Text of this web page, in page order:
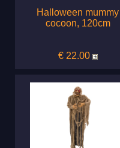
Halloween mummy
cocoon, 120cm
€ 22.00